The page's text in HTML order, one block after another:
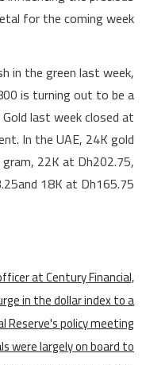
for the coming week.
in the green last week,
is turning out to be a
last week closed at
In the UAE, 24K gold
22K at Dh202.75,
18K at Dh165.75.
at Century Financial,
in the dollar index to a
policy meeting
were largely on board to